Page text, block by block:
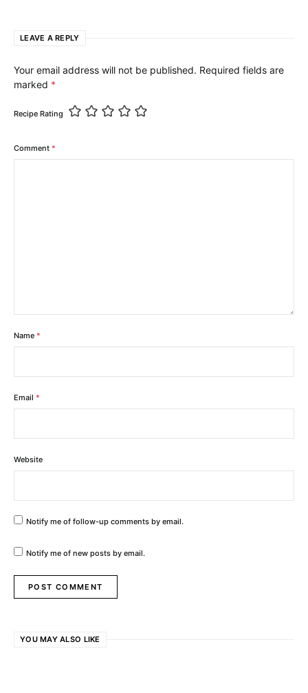
LEAVE A REPLY
Your email address will not be published. Required fields are
marked *
Recipe Rating
Comment *
Name *
Email *
Website
Notify me of follow-up comments by email.
Notify me of new posts by email.
YOU MAY ALSO LIKE